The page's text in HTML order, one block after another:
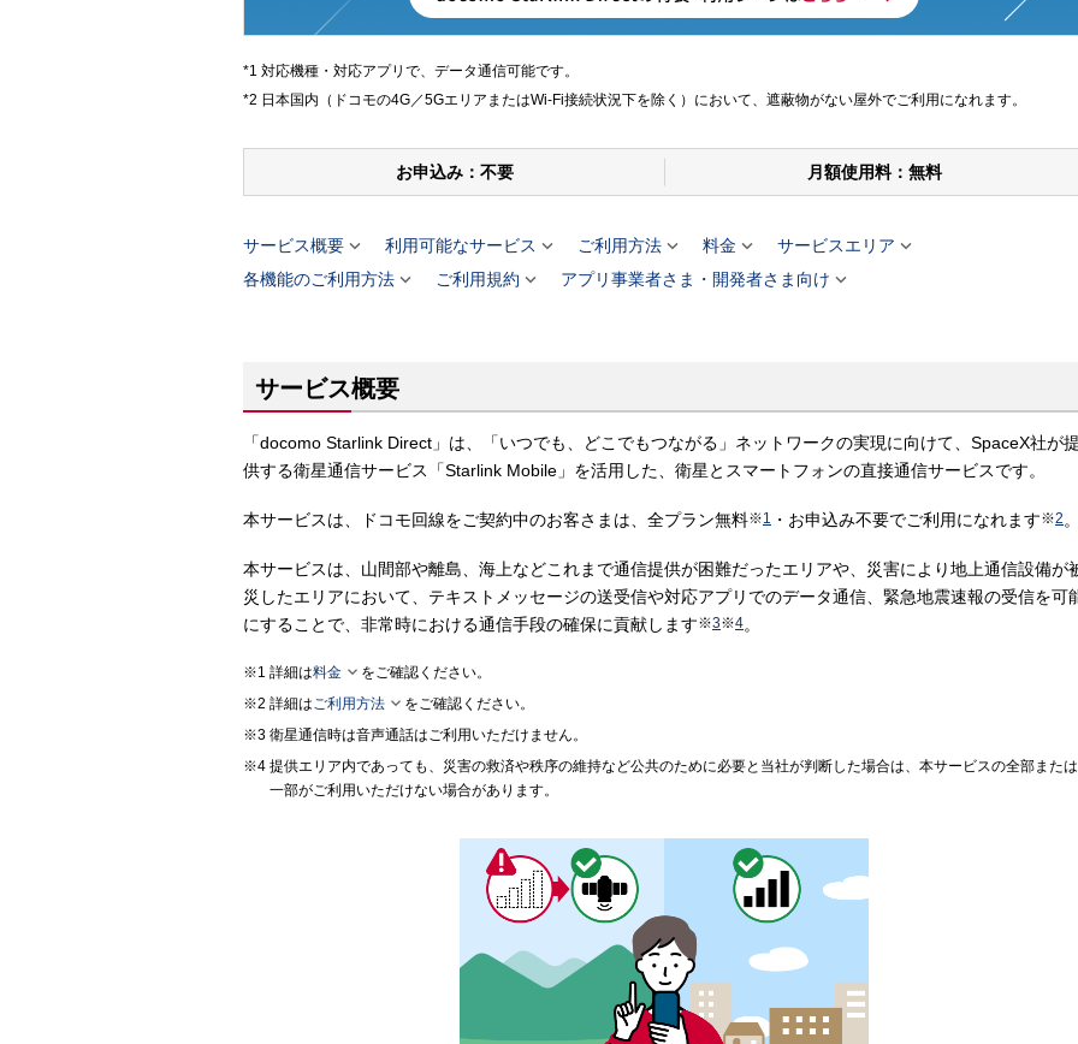
対応機種・対応アプリで、データ通信可能です。
日本国内（ドコモの4G／5GエリアまたはWi-Fi接続状況下を除く）において、遮蔽物がない屋外でご利用になれます。
お申込み：不要 月額使用料：無料
サービス概要 利用可能なサービス  ご利用方法 料金  サービスエリア 
各機能のご利用方法 ご利用規約  アプリ事業者さま・開発者さま向け 
サービス概要
「docomo Starlink Direct」は、「いつでも、どこでもつながる」ネットワークの実現に向けて、SpaceX社が提
供する衛星通信サービス「Starlink Mobile」を活用した、衛星とスマートフォンの直接通信サービスです。
本サービスは、ドコモ回線をご契約中のお客さまは、全プラン無料※1 ・お申込み不要でご利用になれます※2 。
本サービスは、山間部や離島、海上などこれまで通信提供が困難だったエリアや、災害により地上通信設備が
災したエリアにおいて、テキストメッセージの送受信や対応アプリでのデータ通信、緊急地震速報の受信を可
にすることで、非常時における通信手段の確保に貢献します※3※4。
詳細は料金 をご確認ください。
詳細はご利用方法 をご確認ください。
衛星通信時は音声通話はご利用いただけません。
提供エリア内であっても、災害の救済や秩序の維持など公共のために必要と当社が判断した場合は、本サービスの全部または
一部がご利用いただけない場合があります。